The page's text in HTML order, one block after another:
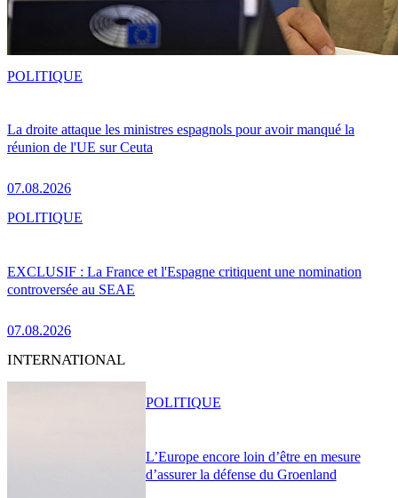
La droite attaque les ministres espagnols pour avoir manqué la
réunion de l'UE sur Ceuta
07.08.2026
POLITIQUE
EXCLUSIF : La France et l'Espagne critiquent une nomination
controversée au SEAE
07.08.2026
POLITIQUE
INTERNATIONAL
L’Europe encore loin d’être en mesure
d’assurer la défense du Groenland
POLITIQUE